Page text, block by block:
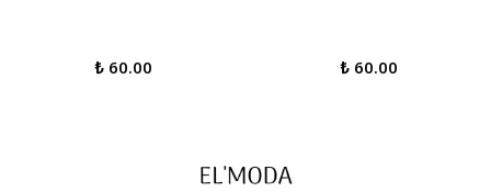
₺ 60.00 ₺ 60.00